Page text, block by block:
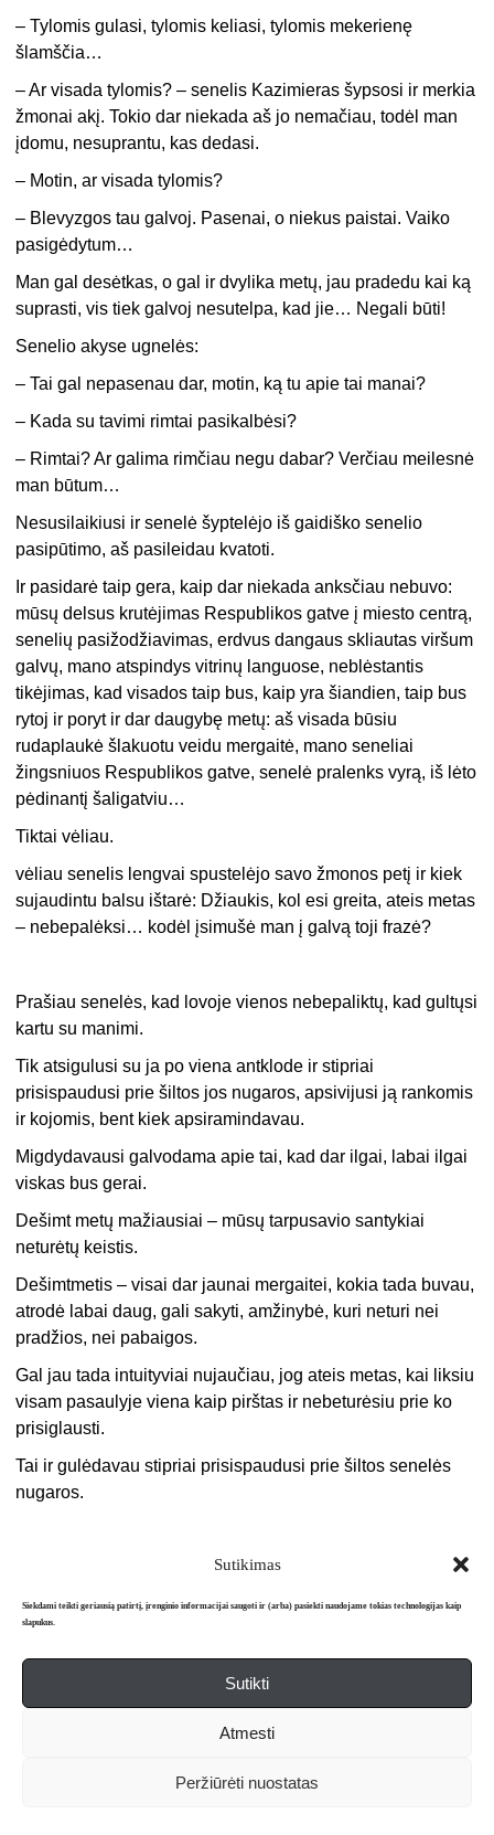
Sutikimas
Siekdami teikti geriausią patirtį, įrenginio informacijai saugoti ir (arba) pasiekti naudojame tokias technologijas kaip
slapukus.
Sutikti
Atmesti
Peržiūrėti nuostatas
– Tylomis gulasi, tylomis keliasi, tylomis mekerienę
šlamščia…
– Ar visada tylomis? – senelis Kazimieras šypsosi ir merkia
žmonai akį. Tokio dar niekada aš jo nemačiau, todėl man
įdomu, nesuprantu, kas dedasi.
– Motin, ar visada tylomis?
– Blevyzgos tau galvoj. Pasenai, o niekus paistai. Vaiko
pasigėdytum…
Man gal desėtkas, o gal ir dvylika metų, jau pradedu kai ką
suprasti, vis tiek galvoj nesutelpa, kad jie… Negali būti!
Senelio akyse ugnelės:
– Tai gal nepasenau dar, motin, ką tu apie tai manai?
– Kada su tavimi rimtai pasikalbėsi?
– Rimtai? Ar galima rimčiau negu dabar? Verčiau meilesnė
man būtum…
Nesusilaikiusi ir senelė šyptelėjo iš gaidiško senelio
pasipūtimo, aš pasileidau kvatoti.
Ir pasidarė taip gera, kaip dar niekada anksčiau nebuvo:
mūsų delsus krutėjimas Respublikos gatve į miesto centrą,
senelių pasižodžiavimas, erdvus dangaus skliautas viršum
galvų, mano atspindys vitrinų languose, neblėstantis
tikėjimas, kad visados taip bus, kaip yra šiandien, taip bus
rytoj ir poryt ir dar daugybę metų: aš visada būsiu
rudaplaukė šlakuotu veidu mergaitė, mano seneliai
žingsniuos Respublikos gatve, senelė pralenks vyrą, iš lėto
pėdinantį šaligatviu…
Tiktai vėliau.
vėliau senelis lengvai spustelėjo savo žmonos petį ir kiek
sujaudintu balsu ištarė: Džiaukis, kol esi greita, ateis metas
– nebepalėksi… kodėl įsimušė man į galvą toji frazė?
Prašiau senelės, kad lovoje vienos nebepaliktų, kad gultųsi
kartu su manimi.
Tik atsigulusi su ja po viena antklode ir stipriai
prisispaudusi prie šiltos jos nugaros, apsivijusi ją rankomis
ir kojomis, bent kiek apsiramindavau.
Migdydavausi galvodama apie tai, kad dar ilgai, labai ilgai
viskas bus gerai.
Dešimt metų mažiausiai – mūsų tarpusavio santykiai
neturėtų keistis.
Dešimtmetis – visai dar jaunai mergaitei, kokia tada buvau,
atrodė labai daug, gali sakyti, amžinybė, kuri neturi nei
pradžios, nei pabaigos.
Gal jau tada intuityviai nujaučiau, jog ateis metas, kai liksiu
visam pasaulyje viena kaip pirštas ir nebeturėsiu prie ko
prisiglausti.
Tai ir gulėdavau stipriai prisispaudusi prie šiltos senelės
nugaros.
Ypač kai gulėdavau viena lovoje.
savo makaulę, kad ji nieko nesupranta…
Nustodavau tiktai tada, kai įskausdavo kumšteliai ir iki
ašarų gaila pačiai savęs pasidarydavo.